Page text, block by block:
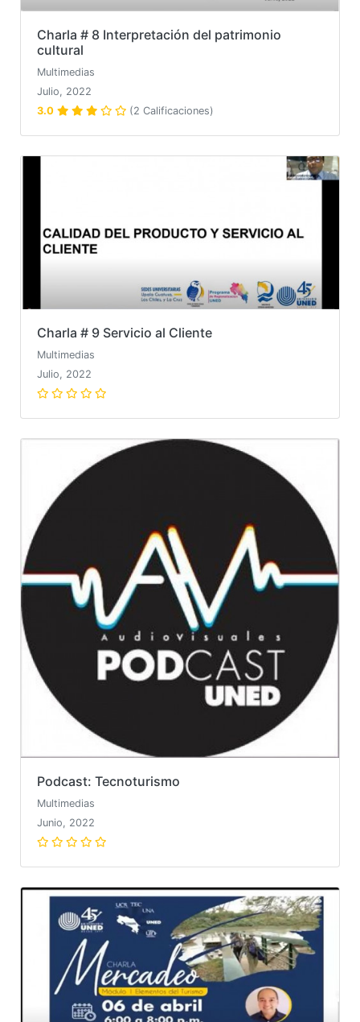
Charla # 8 Interpretación del patrimonio
cultural
Multimedias
Julio, 2022
3.0
(2 Calificaciones)
Charla # 9 Servicio al Cliente
Multimedias
Julio, 2022
Podcast: Tecnoturismo
Multimedias
Junio, 2022